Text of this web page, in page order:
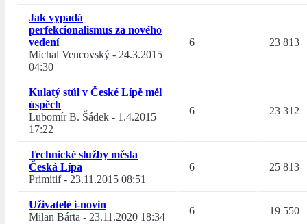
Jak vypadá
perfekcionalismus za nového
vedení
Michal Vencovský - 24.3.2015
04:30
6 23 813
Kulatý stůl v České Lípě měl
úspěch
Lubomír B. Šádek - 1.4.2015
17:22
6 23 312
Technické služby města
Česká Lípa
Primitif- 23.11.2015 08:51
6 25 813
Uživatelé i-novin
Milan Bárta - 23.11.2020 18:34
6 19 550